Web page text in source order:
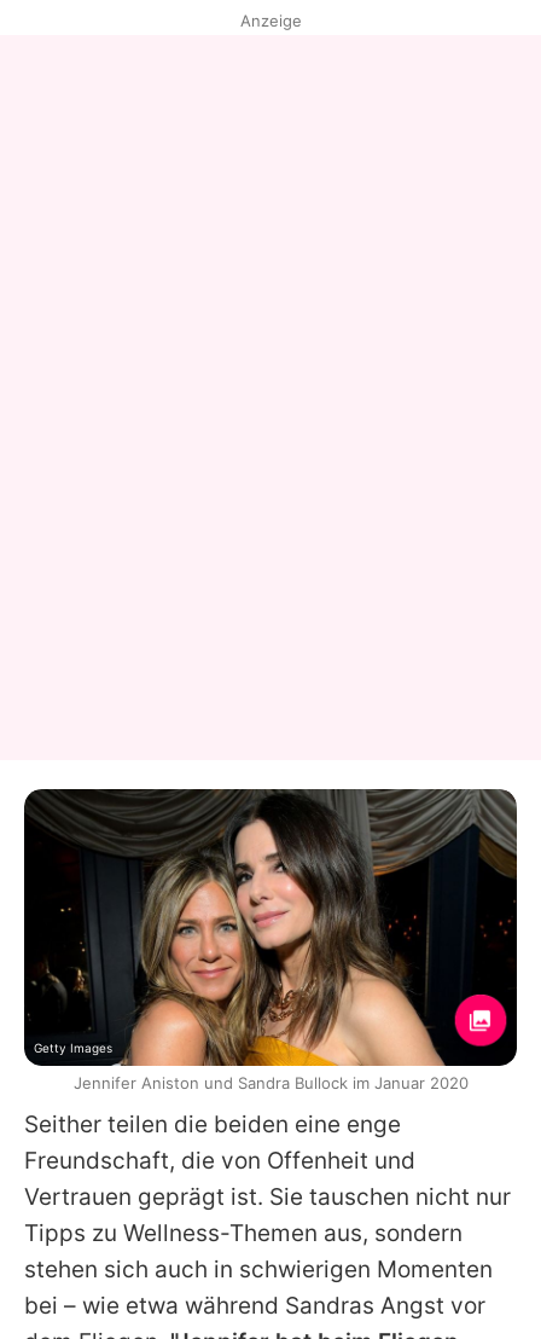
Seither teilen die beiden eine enge
Freundschaft, die von Offenheit und
Vertrauen geprägt ist. Sie tauschen nicht nur
Tipps zu Wellness-Themen aus, sondern
stehen sich auch in schwierigen Momenten
bei – wie etwa während Sandras Angst vor
Anzeige
Getty Images
Jennifer Aniston und Sandra Bullock im Januar 2020